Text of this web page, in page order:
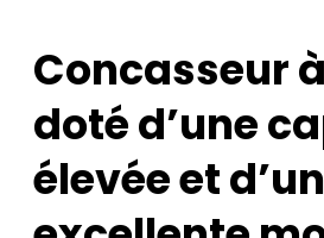
Concasseur
doté d’une
élevée et